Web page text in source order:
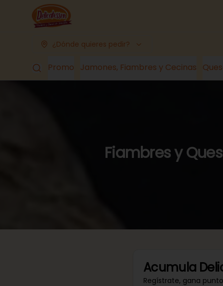
¿Dónde quieres pedir?
Promo Jamones, Fiambres y Cecinas
Fiambres y
Acumula
Regístrate, gana